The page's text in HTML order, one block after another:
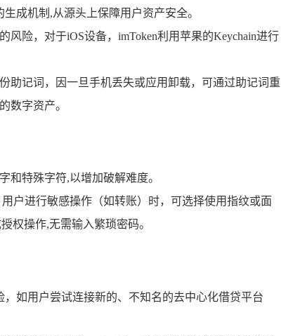
成机制,从源头上保障用户资产安全。
险，对于iOS设备，imToken利用苹果的Keychain进行
助记词，因一旦手机丢失或应用卸载，可通过助记词重
数字资产。
和特殊字符,以增加破解难度。
户进行敏感操作（如转账）时，可选择使用指纹或面
权操作,无需输入繁琐密码。
如用户尝试连接新的、不知名的去中心化借贷平台